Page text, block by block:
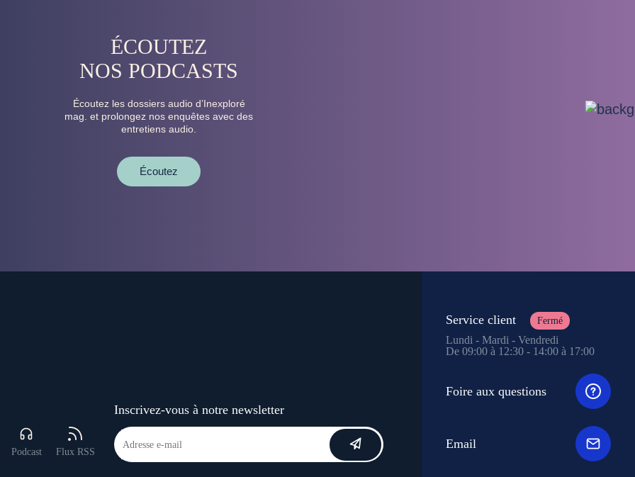
ÉCOUTEZ
NOS PODCASTS
Écoutez les dossiers audio d’Inexploré
mag. et prolongez nos enquêtes avec des
entretiens audio.
Écoutez
Podcast Flux RSS
Inscrivez-vous à notre newsletter
Service client Fermé
Lundi - Mardi - Vendredi
De 09:00 à 12:30 - 14:00 à 17:00
Foire aux questions
Email